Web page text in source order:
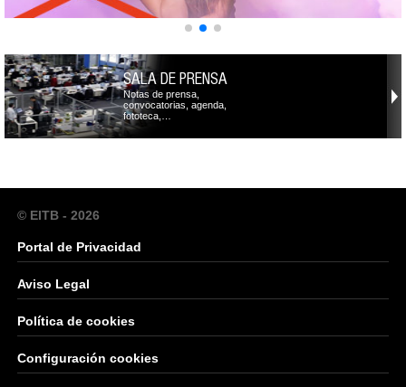
SALA DE PRENSA
Notas de prensa,
convocatorias, agenda,
fototeca,…
© EITB - 2026
Portal de Privacidad
Aviso Legal
Política de cookies
Configuración cookies